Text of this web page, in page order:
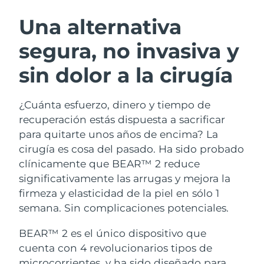
Una alternativa
segura, no invasiva y
sin dolor a la cirugía
¿Cuánta esfuerzo, dinero y tiempo de
recuperación estás dispuesta a sacrificar
para quitarte unos años de encima? La
cirugía es cosa del pasado. Ha sido probado
clínicamente que BEAR™ 2 reduce
significativamente las arrugas y mejora la
firmeza y elasticidad de la piel en sólo 1
semana. Sin complicaciones potenciales.
BEAR™ 2 es el único dispositivo que
cuenta con 4 revolucionarios tipos de
Limpieza facial
Anti-aging massage
LUNA™ 4 Plus
Massage, LED heating
LUNA™ 4 Men
Lifting facial
Microcurrent toning
BEAR™ 2 go
Microcurrent toning on-the-go
BEAR™ 2 eyes & lips
Hidratación
UFO™ 3 pack
Deep facial hydration
UFO™ 3 LED
Near-infrared and red light therapy
device
Cuidado bucal
issa™ 4
Hybrid silicone sonic toothbrush
Smart hybrid silicone sonic toothbrush
TRATAMIENTO ANTIEDAD FAQ™
Antiedad Tratamientos LED
NEW
Austria Entrega prevista
Baréin Entrega prevista8/13/26
Bélgica Entrega prevista8/12/26
Bermudas Entrega prevista
Bosnia y Herzegovina Entrega prevista
Brunéi Entrega prevista
Bulgaria Entrega prevista8/12/26
Canadá Entrega prevista8/16/26
Chile Entrega prevista